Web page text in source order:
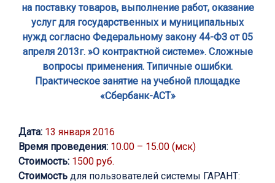
на поставку товаров, выполнение работ, оказание
услуг для государственных и муниципальных
нужд согласно Федеральному закону 44-ФЗ от 05
апреля 2013г. »О контрактной системе». Сложные
вопросы применения. Типичные ошибки.
Практическое занятие на учебной площадке
«Сбербанк-АСТ»
Дата: 13 января 2016
Время проведения: 10.00 – 15.00 (мск)
Стоимость: 1500 руб.
Стоимость для пользователей системы ГАРАНТ: